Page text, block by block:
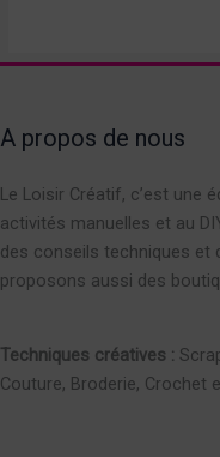
A propos de nous
Le Loisir Créatif, c’est une
activités manuelles et au
des conseils techniques et
proposons aussi des
Techniques créatives :
Couture, Broderie, Crochet